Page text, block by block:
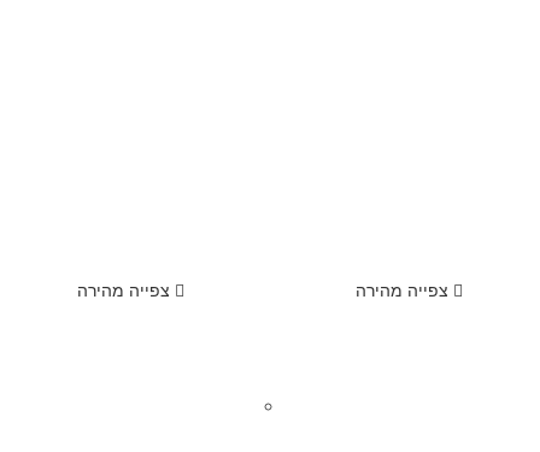
צפייה מהירה צפייה מהירה